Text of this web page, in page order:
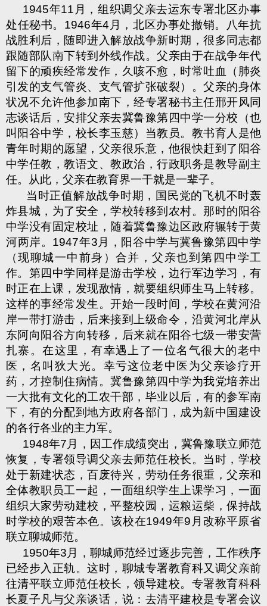
1945年11 月，组织调父亲去运东专署北区办事
处任秘书。 1946年4 月，北区办事处撤销。八年抗
战胜利后，随即进入解放战争新时期，很多同志都
跟随部队南下转到外线作战。父亲由于在战争年代
留下的顽疾经常发作，久咳不愈，时常吐血（肺炎
引发的支气管炎、支气管扩张破裂）。父亲的身体
状况不允许他参加南下，经专署秘书主任邢开风同
志谈话后，安排父亲去冀鲁豫第四中学一分校（也
叫阳谷中学，校长李玉慈）当教员。教书育人是他
青年时期的愿望，父亲很乐意，他很快赶到了阳谷
中学任教，教语文、教政治，行政职务是教导副主
任。从此，父亲在教育界一干就是一辈子。
当时正值解放战争时期，国民党的飞机不时轰
炸县城，为了安全，学校转移到农村。那时的阳谷
中学没有固定校址，随着冀鲁豫边区政府辗转于黄
河两岸。 1947年3 月，阳谷中学与冀鲁豫第四中学
（现聊城一中前身）合并，父亲也到第四中学工
作。第四中学同样是游击学校，边行军边学习，有
时正在上课，发现敌情，就要组织师生马上转移。
这样的事经常发生。开始一段时间，学校在黄河沿
岸一带打游击，后来接到上级命令，沿黄河北岸从
东阿向阳谷方向转移，后来就在阳谷七级一带安营
扎寨。在这里，有幸遇上了一位名气很大的老中
医，名叫狄大光。幸亏这位老中医为父亲诊疗开
药，才控制住病情。冀鲁豫第四中学为我党培养出
一大批有文化的工农干部，毕业以后，有的参军南
下，有的分配到地方政府各部门，成为新中国建设
的各行各业的主力军。
1948年7 月，因工作成绩突出，冀鲁豫联立师范
恢复，专署领导调父亲去师范任校长。当时，学校
处于新建状态，百废待兴，劳动任务很重，父亲和
全体教职员工一起，一面组织学生上课学习，一面
组织大家劳动建校，平整校园，运粮运柴，保持战
时学校的艰苦本色。该校在1949年9 月改称平原省
联立聊城师范。
1950年3 月，聊城师范经过逐步完善，工作秩序
已经步入正轨。这时，聊城专署教育科又调父亲前
往清平联立师范任校长，领导建校。专署教育科科
长夏子凡与父亲谈话，说：去清平建校是专署会议